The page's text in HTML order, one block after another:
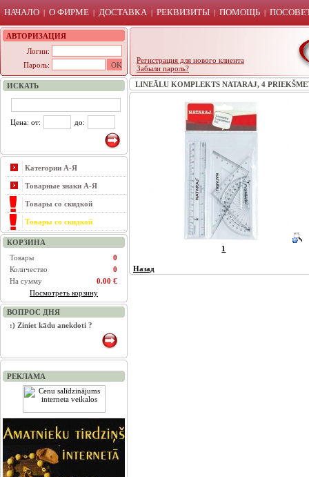
НАЧАЛО | О ФИРМЕ | ДОСТАВКА | РЕКВИЗИТЫ | ПОМОЩЬ |
АВТОРИЗАЦИЯ
Логин:
Пароль:
Регистрация для нового клиента
Забыли пароль?
ИСКАТЬ
Цена: от: до:
Категории А-Я
Товарные знаки А-Я
Товары со скидкой
Товары со скидкой
КОРЗИНА
Товары
0
Количество
0
На сумму
0.00 €
Посмотреть корзину
ВОПРОС ДНЯ
:) Ziniet kādu anekdoti ?
РЕКЛАМА
LINEĀLU KOMPLEKTS NATARAJ, 4
1
Назад